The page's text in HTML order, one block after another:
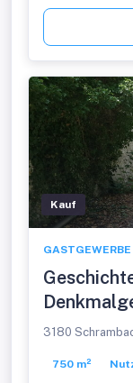
Kauf
GASTGEWERBE
3180
750 m²